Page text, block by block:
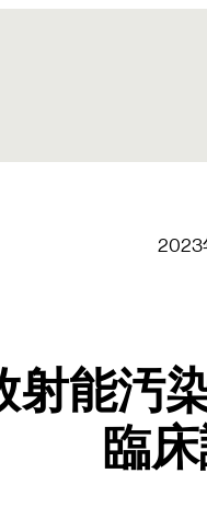
2023
射能汚
臨